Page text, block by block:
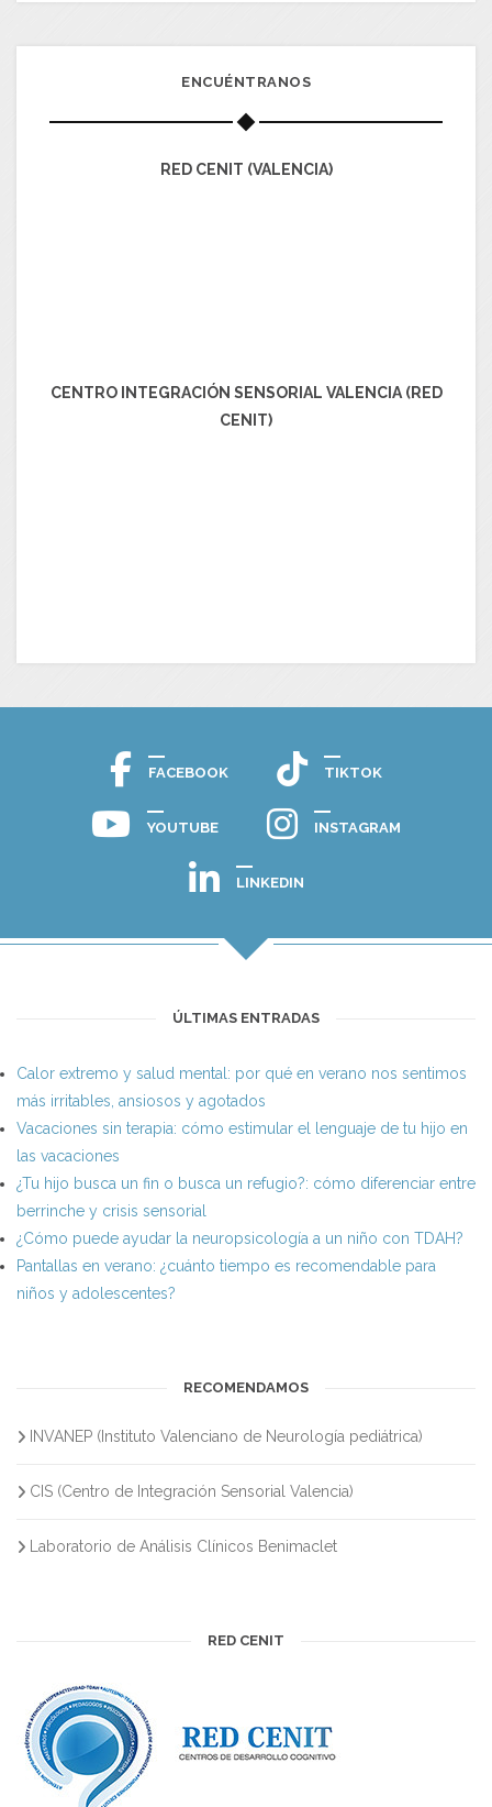
ENCUÉNTRANOS
RED CENIT (VALENCIA)
CENTRO INTEGRACIÓN SENSORIAL VALENCIA (RED
CENIT)
FACEBOOK TIKTOK
YOUTUBE INSTAGRAM
LINKEDIN
ÚLTIMAS ENTRADAS
Calor extremo y salud mental: por qué en verano nos sentimos
más irritables, ansiosos y agotados
Vacaciones sin terapia: cómo estimular el lenguaje de tu hijo en
las vacaciones
¿Tu hijo busca un fin o busca un refugio?: cómo diferenciar entre
berrinche y crisis sensorial
¿Cómo puede ayudar la neuropsicología a un niño con TDAH?
Pantallas en verano: ¿cuánto tiempo es recomendable para
niños y adolescentes?
RECOMENDAMOS
INVANEP (Instituto Valenciano de Neurología pediátrica)
CIS (Centro de Integración Sensorial Valencia)
Laboratorio de Análisis Clínicos Benimaclet
RED CENIT